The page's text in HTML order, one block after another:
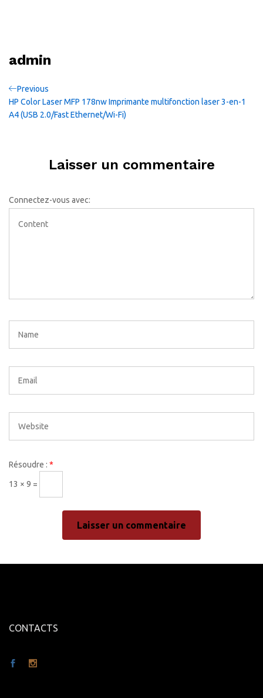
admin
Navigation
de
Previous
Post
Previous
HP Color Laser MFP 178nw Imprimante multifonction laser 3-en-1
A4 (USB 2.0/Fast Ethernet/Wi-Fi)
Laisser un commentaire
Connectez-vous avec:
Résoudre : *
13 × 9 =
CONTACTS